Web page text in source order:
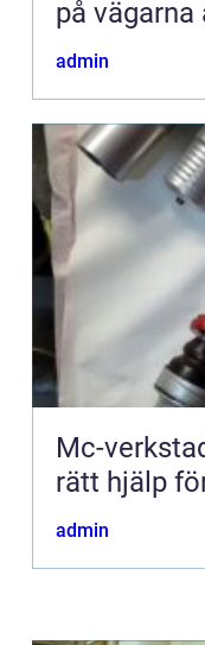
på vägarna
admin
Mc-verkstad
rätt hjälp
admin